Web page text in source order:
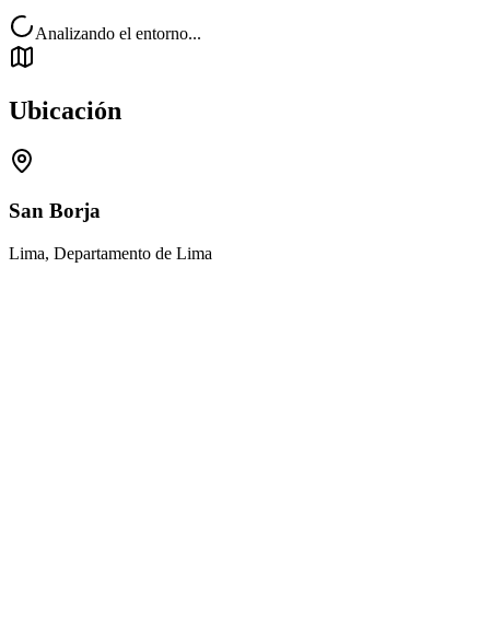
Analizando el entorno...
Ubicación
San Borja
Lima, Departamento de Lima